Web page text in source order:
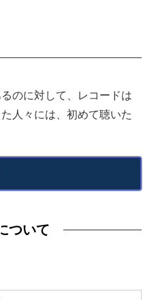
のに対して、レコードは
人々には、初めて聴いた
ついて